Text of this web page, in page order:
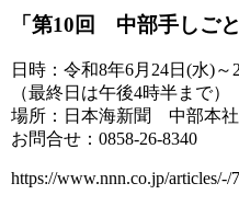
「第10回 中部手しごと
日時：令和8年6月24日(水)
（最終日は午後4時半まで）
場所：日本海新聞 中部本社
お問合せ：0858-26-8340
https://www.nnn.co.jp/articles/-/